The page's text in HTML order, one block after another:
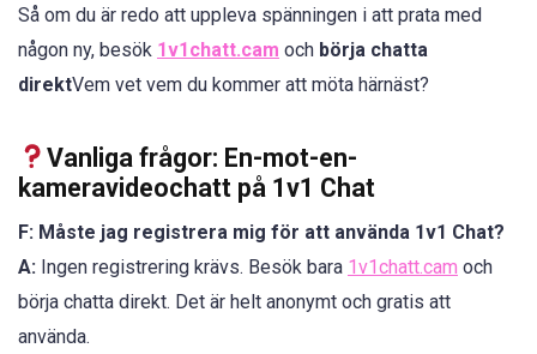
Så om du är redo att uppleva spänningen i att prata med
någon ny, besök 1v1chatt.cam och börja chatta
direktVem vet vem du kommer att möta härnäst?
Vanliga frågor: En-mot-en-
kameravideochatt på 1v1 Chat
F: Måste jag registrera mig för att använda 1v1 Chat?
A: Ingen registrering krävs. Besök bara 1v1chatt.cam och
börja chatta direkt. Det är helt anonymt och gratis att
använda.